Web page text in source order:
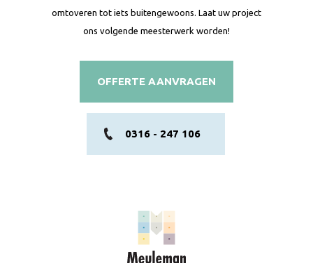
omtoveren tot iets buitengewoons. Laat uw project
ons volgende meesterwerk worden!
OFFERTE AANVRAGEN
0316 - 247 106